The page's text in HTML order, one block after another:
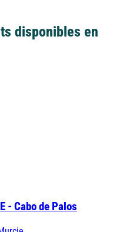
disponibles en
- Cabo de Palos